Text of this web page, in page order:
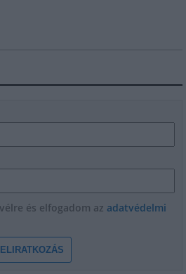
és elfogadom az adatvédelmi